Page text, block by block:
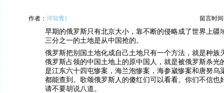
作者： 洋知青1 留言时间
早期的俄罗斯只有北京大小，靠不断的侵略成了世界上疆
三分之一的土地是从中国抢的。
俄罗斯把别国土地化成自己土地只有一个方法，就是种族
俄罗斯占领的中国土地上的原中国人，就是被俄罗斯杀光
是江东六十四屯惨案，海兰泡惨案，海参崴惨案和唐努乌
都能查到。歌颂俄罗斯人的傻红们可以看看。你们不信也
请不要胡说八道。